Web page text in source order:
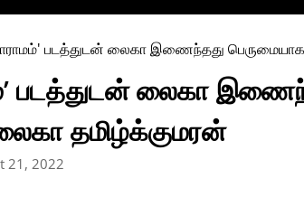
படத்துடன் லைகா
தமிழ்க்குமரன்
21, 2022